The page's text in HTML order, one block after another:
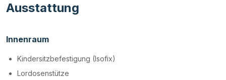
Ausstattung
Innenraum
Kindersitzbefestigung (Isofix)
Lordosenstütze